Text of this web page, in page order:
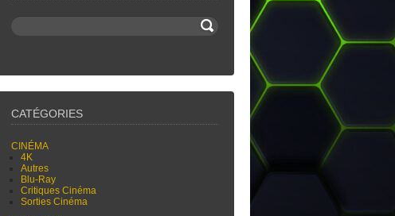
CATÉGORIES
CINÉMA
4K
Autres
Blu-Ray
Critiques Cinéma
Sorties Cinéma